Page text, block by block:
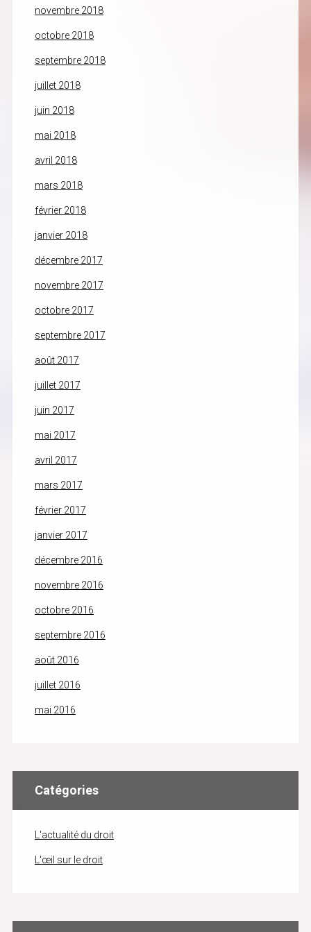
novembre 2018
octobre 2018
septembre 2018
juillet 2018
juin 2018
mai 2018
avril 2018
mars 2018
février 2018
janvier 2018
décembre 2017
novembre 2017
octobre 2017
septembre 2017
août 2017
juillet 2017
juin 2017
mai 2017
avril 2017
mars 2017
février 2017
janvier 2017
décembre 2016
novembre 2016
octobre 2016
septembre 2016
août 2016
juillet 2016
mai 2016
Catégories
L'actualité du droit
L'œil sur le droit